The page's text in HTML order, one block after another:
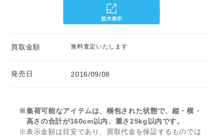
買取金額 無料査定いたします
発売日 2016/09/08
※集荷可能なアイテムは、梱包された状態で、縦・横・
高さの合計が160cm以内、重さ25kg以内です。
※表示金額は目安であり、買取代金を保証するものでは